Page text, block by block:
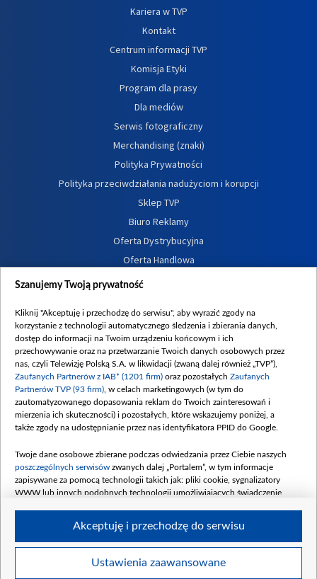
Kariera w TVP
Kontakt
Centrum informacji TVP
Komisja Etyki
Program dla prasy
Dla mediów
Serwis fotograficzny
Merchandising (znaki)
Polityka Prywatności
Polityka przeciwdziałania nadużyciom i korupcji
Sklep TVP
Biuro Reklamy
Oferta Dystrybucyjna
Oferta Handlowa
Dostępność
Procedura zgłoszeń wewnętrznych
Szanujemy Twoją prywatność
Kliknij "Akceptuję i przechodzę do serwisu", aby wyrazić zgody na
korzystanie z technologii automatycznego śledzenia i zbierania danych,
dostęp do informacji na Twoim urządzeniu końcowym i ich
przechowywanie oraz na przetwarzanie Twoich danych osobowych przez
nas, czyli Telewizję Polską S.A. w likwidacji (zwaną dalej również „TVP”),
Zaufanych Partnerów z IAB* (1201 firm) oraz pozostałych Zaufanych
Partnerów TVP (93 firm) , w celach marketingowych (w tym do
zautomatyzowanego dopasowania reklam do Twoich zainteresowań i
mierzenia ich skuteczności) i pozostałych, które wskazujemy poniżej, a
także zgody na udostępnianie przez nas identyfikatora PPID do Google.
Twoje dane osobowe zbierane podczas odwiedzania przez Ciebie naszych
poszczególnych serwisów zwanych dalej „Portalem”, w tym informacje
zapisywane za pomocą technologii takich jak: pliki cookie, sygnalizatory
WWW lub innych podobnych technologii umożliwiających świadczenie
Twoje dane osobowe zbierane podczas odwiedzania przez Ciebie
Ustawienia zaawansowane
Akceptuję i przechodzę do serwisu